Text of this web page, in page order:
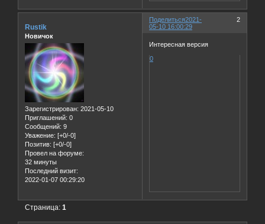
Поделиться 2
2021-
05-10 16:00:29
Rustik
Новичок
Зарегистрирован: 2021-05-10
Приглашений: 0
Сообщений: 9
Уважение: [+0/-0]
Позитив: [+0/-0]
Провел на форуме:
32 минуты
Последний визит:
2022-01-07 00:29:20
Интересная версия
0
Страница:1